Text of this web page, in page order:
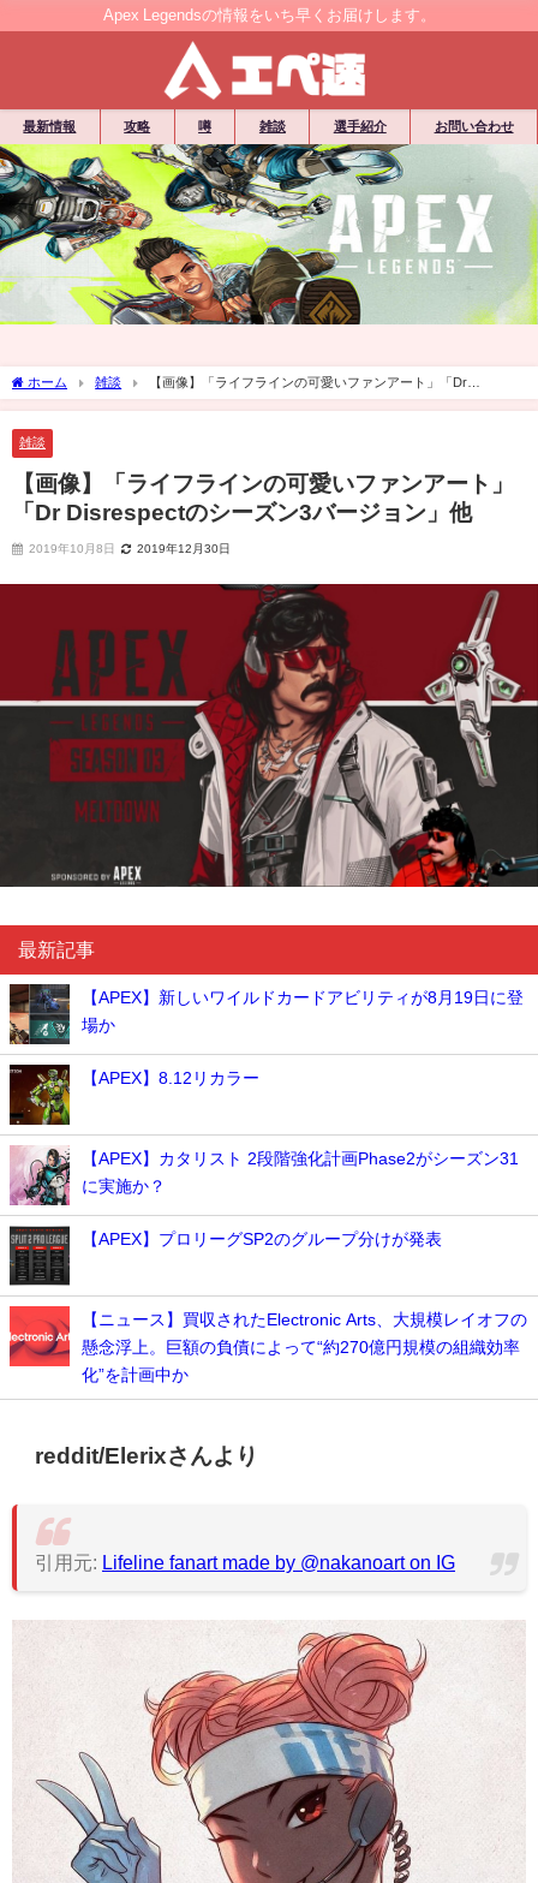
Apex Legendsの情報をいち早くお届けします。
最新情報 攻略 噂 雑談 選手紹介 お問い合わせ
ホーム 雑談
【画像】「ライフラインの可愛いファンアート」「Dr
Disrespectのシーズン3バージョン」他
雑談
【画像】「ライフラインの可愛いファンアート」
「Dr Disrespectのシーズン3バージョン」他
2019年10月8日 2019年12月30日
最新記事
【APEX】新しいワイルドカードアビリティが8月19日に登
場か
【APEX】8.12リカラー
【APEX】カタリスト 2段階強化計画Phase2がシーズン31
に実施か？
【APEX】プロリーグSP2のグループ分けが発表
【ニュース】買収されたElectronic Arts、大規模レイオフの
懸念浮上。巨額の負債によって“約270億円規模の組織効率
化”を計画中か
reddit/Elerixさんより
引用元: Lifeline fanart made by @nakanoart on IG